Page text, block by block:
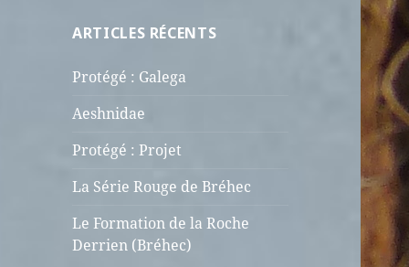
ARTICLES RÉCENTS
Protégé : Galega
Aeshnidae
Protégé : Projet
La Série Rouge de Bréhec
Le Formation de la Roche
Derrien (Bréhec)